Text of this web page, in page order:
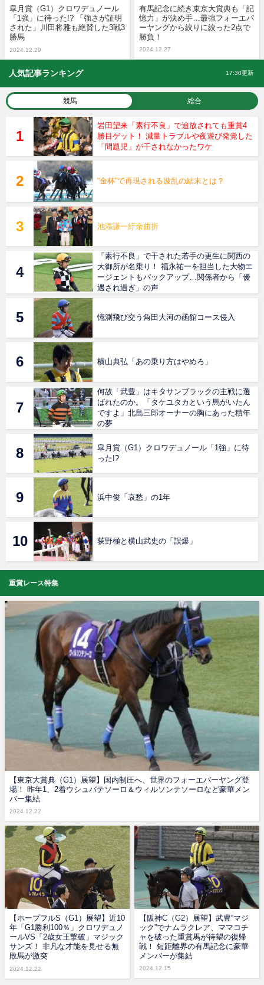
皐月賞（G1）クロワデュノール
「1強」に待った!? 「強さが証明
された」川田将雅も絶賛した3戦3
勝馬
2024.12.29
有馬記念に続き東京大賞典も「記
憶力」が決め手…最強フォーエバ
ーヤングから絞りに絞った2点で
勝負！
2024.12.27
人気記事ランキング 17:30更新
競馬 総合
岩田望来「素行不良」で追放されても重賞4
勝目ゲット！ 減量トラブルや夜遊び発覚した
「問題児」が干されなかったワケ
“金杯”で再現される波乱の結末とは？
池添謙一紆余曲折
「素行不良」で干された若手の更生に関西の
大御所が名乗り！ 福永祐一を担当した大物エ
ージェントもバックアップ…関係者から「優
遇され過ぎ」の声
憶測飛び交う角田大河の函館コース侵入
横山典弘「あの乗り方はやめろ」
何故「武豊」はキタサンブラックの主戦に選
ばれたのか。「タケユタカという馬がいたん
ですよ」北島三郎オーナーの胸にあった積年
の夢
皐月賞（G1）クロワデュノール「1強」に待
った!?
浜中俊「哀愁」の1年
荻野極と横山武史の「誤爆」
重賞レース特集
【東京大賞典（G1）展望】国内制圧へ、世界のフォーエバーヤング登
場！ 昨年1、2着ウシュバテソーロ＆ウィルソンテソーロなど豪華メン
バー集結
2024.12.22
【ホープフルS（G1）展望】近10
年「G1勝利100％」クロワデュノ
ールVS「2歳女王撃破」マジック
サンズ！ 非凡な才能を見せる無
敗馬が激突
2024.12.22
【阪神C（G2）展望】武豊“マジ
ック”でナムラクレア、ママコチ
ャを破った重賞馬が待望の復帰
戦！ 短距離界の有馬記念に豪華
メンバーが集結
2024.12.15